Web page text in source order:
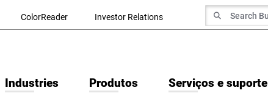
ColorReader Investor Relations Search for
Search
Industries Produtos Serviços e suporte